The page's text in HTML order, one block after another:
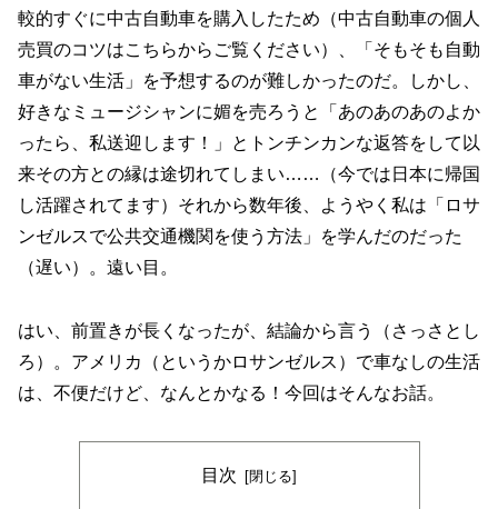
較的すぐに中古自動車を購入したため（中古自動車の個人
売買のコツはこちらからご覧ください）、「そもそも自動
車がない生活」を予想するのが難しかったのだ。しかし、
好きなミュージシャンに媚を売ろうと「あのあのあのよか
ったら、私送迎します！」とトンチンカンな返答をして以
来その方との縁は途切れてしまい……（今では日本に帰国
し活躍されてます）それから数年後、ようやく私は「ロサ
ンゼルスで公共交通機関を使う方法」を学んだのだった
（遅い）。遠い目。
はい、前置きが長くなったが、結論から言う（さっさとし
ろ）。アメリカ（というかロサンゼルス）で車なしの生活
は、不便だけど、なんとかなる！今回はそんなお話。
目次